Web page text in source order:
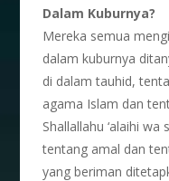
Dalam Kuburnya?
Mereka semua
dalam kuburnya
di dalam tauhid,
agama Islam dan
Shallallahu ‘alaihi
tentang amal dan
yang beriman